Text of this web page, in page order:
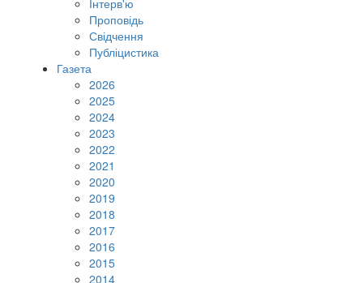
Інтерв'ю
Проповідь
Свідчення
Публіцистика
Газета
2026
2025
2024
2023
2022
2021
2020
2019
2018
2017
2016
2015
2014